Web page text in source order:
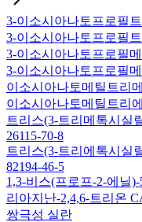
3-이소시아나토프로필
3-이소시아나토프로필
3-이소시아나토프로필
3-이소시아나토프로필
이소시아나토메틸트리
이소시아나토메틸트리
트리스(3-트리메톡시실
26115-70-8
트리스(3-트리에톡시실
82194-46-5
1,3-비스(프로프-2-에닐
리아지난-2,4,6-트리온
쌍극성 실란